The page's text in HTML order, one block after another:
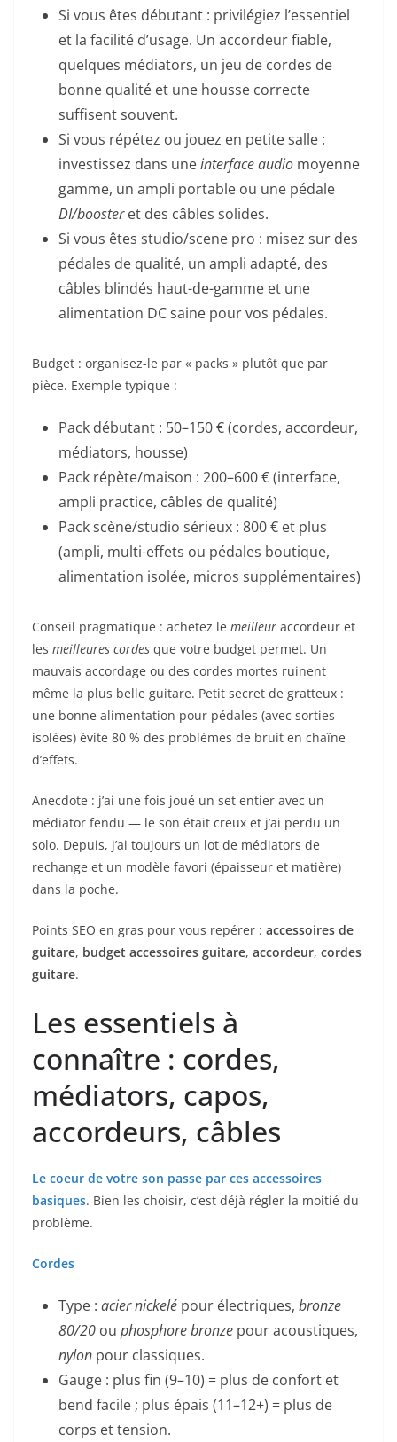
Si vous êtes débutant : privilégiez l’essentiel
et la facilité d’usage. Un accordeur fiable,
quelques médiators, un jeu de cordes de
bonne qualité et une housse correcte
suffisent souvent.
Si vous répétez ou jouez en petite salle :
investissez dans uneinterface audio moyenne
gamme, un ampli portable ou une pédale
DI/boosteret des câbles solides.
Si vous êtes studio/scene pro : misez sur des
pédales de qualité, un ampli adapté, des
câbles blindés haut-de-gamme et une
alimentation DC saine pour vos pédales.
Budget : organisez-le par « packs » plutôt que par
pièce. Exemple typique :
Pack débutant : 50–150 € (cordes, accordeur,
médiators, housse)
Pack répète/maison : 200–600 € (interface,
ampli practice, câbles de qualité)
Pack scène/studio sérieux : 800 € et plus
(ampli, multi-effets ou pédales boutique,
alimentation isolée, micros supplémentaires)
Conseil pragmatique : achetez le meilleur accordeur et
les meilleures cordes que votre budget permet. Un
mauvais accordage ou des cordes mortes ruinent
même la plus belle guitare. Petit secret de gratteux :
une bonne alimentation pour pédales (avec sorties
isolées) évite 80 % des problèmes de bruit en chaîne
d’effets.
Anecdote : j’ai une fois joué un set entier avec un
médiator fendu — le son était creux et j’ai perdu un
solo. Depuis, j’ai toujours un lot de médiators de
rechange et un modèle favori (épaisseur et matière)
dans la poche.
Points SEO en gras pour vous repérer : accessoires de
guitare, budget accessoires guitare, accordeur, cordes
guitare.
Les essentiels à
connaître : cordes,
médiators, capos,
accordeurs, câbles
Le coeur de votre son passe par ces accessoires
basiques. Bien les choisir, c’est déjà régler la moitié du
problème.
Cordes
Type : acier nickelé pour électriques, bronze
80/20 ou phosphore bronze pour acoustiques,
nylon pour classiques.
Gauge : plus fin (9–10) = plus de confort et
bend facile ; plus épais (11–12+) = plus de
corps et tension.